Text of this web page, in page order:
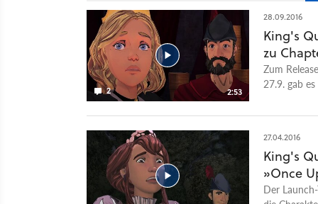
2 2:53
28.09.2016
King's
zu
Zum
27.9. gab
allerdings
Like Home
König
seiner
Alexander
27.04.2016
King's
»Once
Der